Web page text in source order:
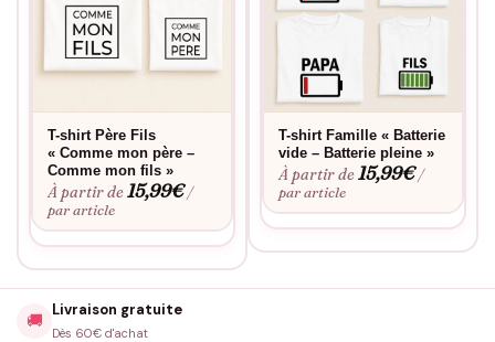
T-shirt Père Fils
« Comme mon père –
Comme mon fils »
À partir de15,99€ /
par article
T-shirt Famille « Batterie
vide – Batterie pleine »
À partir de15,99€ /
par article
🚚
Livraison gratuite
Dès 60€ d'achat